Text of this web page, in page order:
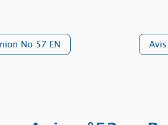
Avis
No 57 EN